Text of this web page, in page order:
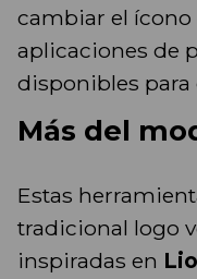
cambiar el ícono
aplicaciones de
disponibles
Más del
Estas
tradicional logo
inspiradas en